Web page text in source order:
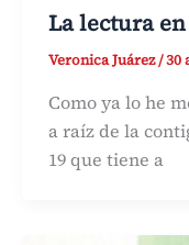
La lectura
Veronica Juárez/30
Como ya lo he
a raíz de la
19 que tiene a